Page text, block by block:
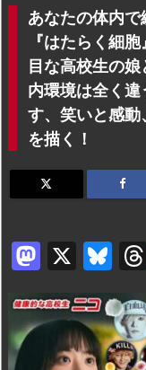
あなたの体内
『はたらく細
目な高校生の
内環境は全く
す、笑いと感
を描く！
M
a
st
o
X
Bl
u
e
s